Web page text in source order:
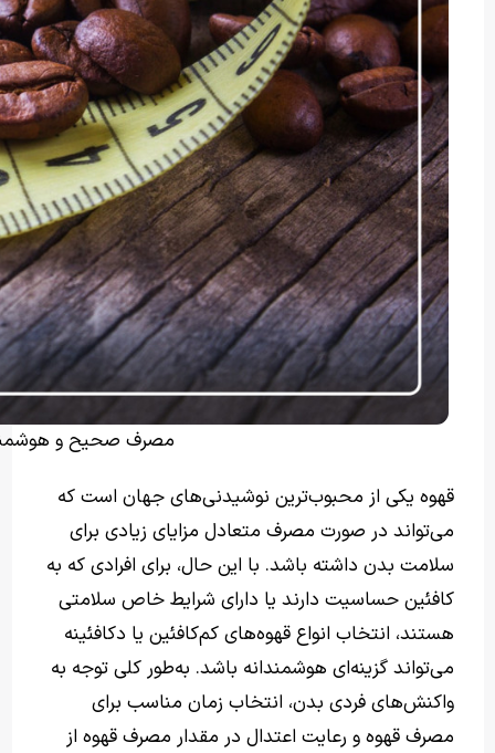
مصرف صحیح و
قهوه یکی از محبوب‌ترین نوشیدنی‌های جهان است که
می‌تواند در صورت مصرف متعادل مزایای زیادی برای
سلامت بدن داشته باشد. با این حال، برای افرادی که به
کافئین حساسیت دارند یا دارای شرایط خاص سلامتی
هستند، انتخاب انواع قهوه‌های کم‌کافئین یا دکافئینه
می‌تواند گزینه‌ای هوشمندانه باشد. به‌طور کلی توجه به
واکنش‌های فردی بدن، انتخاب زمان مناسب برای
مصرف قهوه و رعایت اعتدال در مقدار مصرف قهوه از